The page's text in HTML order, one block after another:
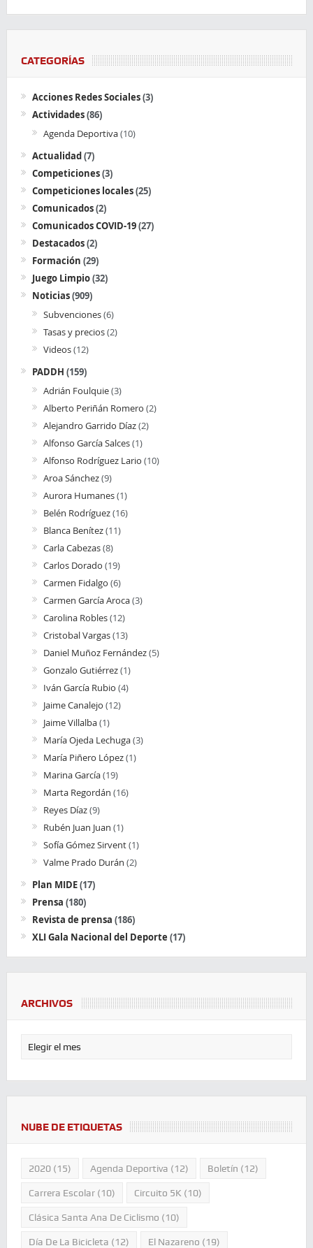
CATEGORÍAS
Acciones Redes Sociales(3)
Actividades(86)
Agenda Deportiva(10)
Actualidad(7)
Competiciones(3)
Competiciones locales(25)
Comunicados(2)
Comunicados COVID-19(27)
Destacados(2)
Formación (29)
Juego Limpio(32)
Noticias(909)
Subvenciones(6)
Tasas y precios(2)
Videos(12)
PADDH (159)
Adrián Foulquie(3)
Alberto Periñán Romero (2)
Alejandro Garrido Díaz(2)
Alfonso García Salces(1)
Alfonso Rodríguez Lario (10)
Aroa Sánchez(9)
Aurora Humanes(1)
Belén Rodríguez(16)
Blanca Benítez(11)
Carla Cabezas(8)
Carlos Dorado (19)
Carmen Fidalgo (6)
Carmen García Aroca(3)
Carolina Robles(12)
Cristobal Vargas(13)
Daniel Muñoz Fernández(5)
Gonzalo Gutiérrez(1)
Iván García Rubio (4)
Jaime Canalejo (12)
Jaime Villalba(1)
María Ojeda Lechuga(3)
María Piñero López(1)
Marina García(19)
Marta Regordán (16)
Reyes Díaz(9)
Rubén Juan Juan (1)
Sofía Gómez Sirvent(1)
Valme Prado Durán (2)
Plan MIDE(17)
Prensa (180)
Revista de prensa (186)
XLI Gala Nacional del Deporte (17)
ARCHIVOS
NUBE DE ETIQUETAS
2020(15) Agenda Deportiva (12) Boletín (12)
Carrera Escolar(10) Circuito 5K (10)
Clásica Santa Ana De Ciclismo (10)
Día De La Bicicleta (12) El Nazareno (19)